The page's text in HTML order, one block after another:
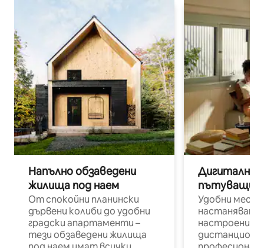
Напълно обзаведени
жилища под наем
От спокойни планински
дървени колиби до удобни
градски апартаменти –
тези обзаведени жилища
Дигитални
пътуващи
Удобни
настаняване
настроени и